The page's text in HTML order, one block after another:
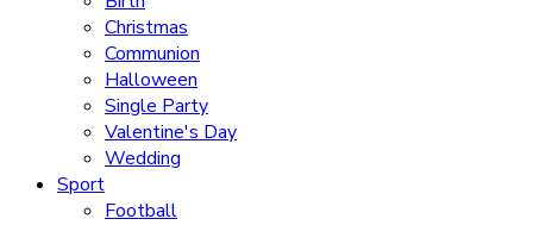
Christmas
Communion
Halloween
Single Party
Valentine's Day
Wedding
Sport
Football